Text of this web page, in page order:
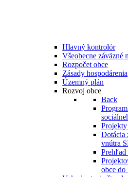
Hlavný kontrolór
Všeobecne záväzné
Rozpočet obce
Zásady hospodárenia
Územný plán
Rozvoj obce
Back
Dotácia
vnútra
Prehľad
obce do